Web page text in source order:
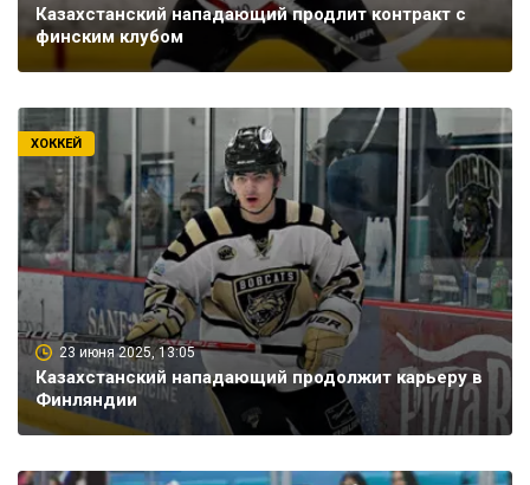
Казахстанский нападающий продлит контракт с
финским клубом
23 июня 2025, 13:05
Казахстанский нападающий продолжит карьеру в
Финляндии
ХОККЕЙ